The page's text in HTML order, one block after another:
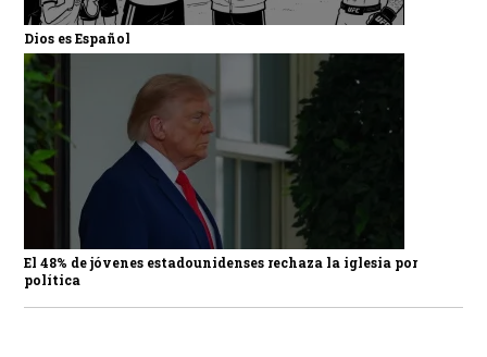
Dios es Español
El 48% de jóvenes estadounidenses rechaza la iglesia por
política